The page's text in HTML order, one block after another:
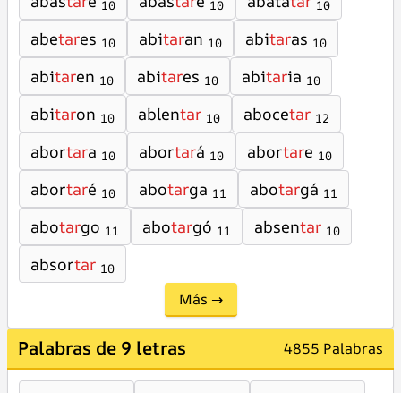
10 10 10
abetares 10 abitaran 10 abitaras 10
abitaren 10 abitares 10 abitaria 10
abitaron 10 ablentar 10 abocetar 12
abortara 10 abortará 10 abortare 10
abortaré 10 abotarga 11 abotargá 11
abotargo 11 abotargó 11 absentar 10
absortar 10
Más →
Palabras de 9 letras 4855 Palabras